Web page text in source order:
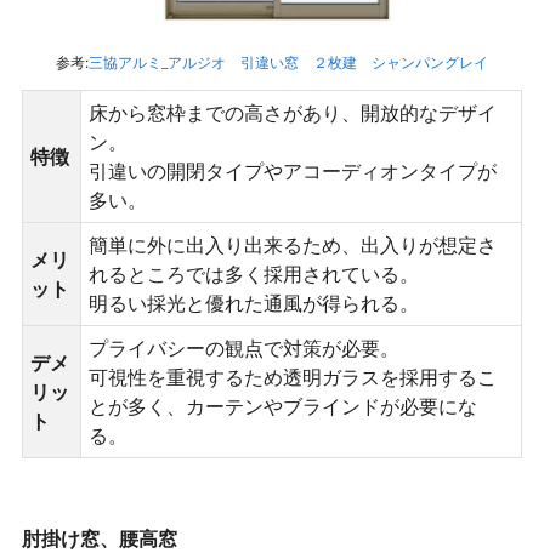
参考:三協アルミ_アルジオ 引違い窓 ２枚建 シャンパングレイ
特徴
床から窓枠までの高さがあり、開放的なデザイ
ン。
引違いの開閉タイプやアコーディオンタイプが
多い。
メリ
ット
簡単に外に出入り出来るため、出入りが想定さ
れるところでは多く採用されている。
明るい採光と優れた通風が得られる。
デメ
リッ
ト
プライバシーの観点で対策が必要。
可視性を重視するため透明ガラスを採用するこ
とが多く、カーテンやブラインドが必要にな
る。
肘掛け窓、腰高窓